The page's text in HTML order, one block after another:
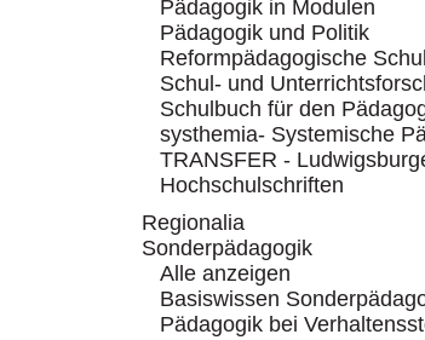
Pädagogik in Modulen
Pädagogik und Politik
Reformpädagogische
Schul- und
Schulbuch für den
systhemia- Systemische
TRANSFER -
Hochschulschriften
Regionalia
Sonderpädagogik
Alle anzeigen
Basiswissen
Pädagogik bei